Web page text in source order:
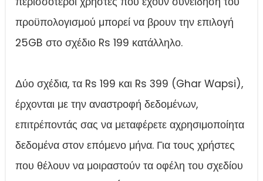
προϋπολογισμού μπορεί να βρουν την επιλογή
25GB στο σχέδιο Rs 199 κατάλληλο.
Δύο σχέδια, τα Rs 199 και Rs 399 (Ghar Wapsi),
έρχονται με την αναστροφή δεδομένων,
επιτρέποντάς σας να μεταφέρετε αχρησιμοποίητα
δεδομένα στον επόμενο μήνα. Για τους χρήστες
που θέλουν να μοιραστούν τα οφέλη του σχεδίου